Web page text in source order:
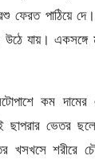
ফেরত পাঠিয়ে
যায়। একসঙ্গে
কম
ভেতর
খসখসে শরীরে